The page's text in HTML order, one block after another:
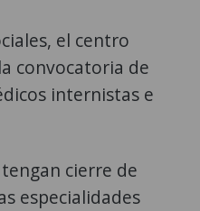
el centro
convocatoria de
internistas e
cierre de
especialidades